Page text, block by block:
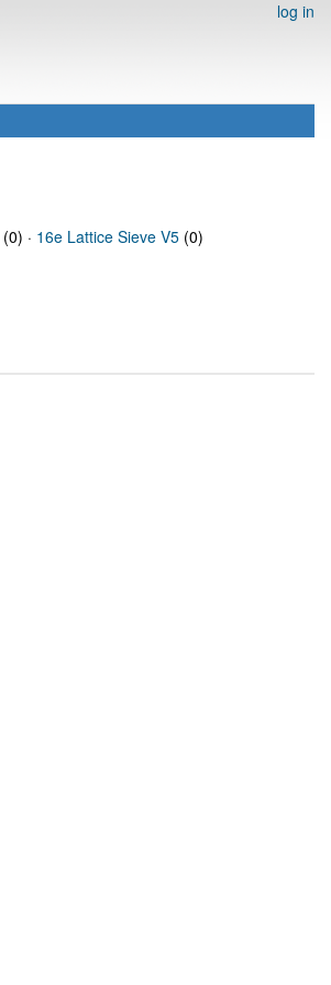
log in
(0) · 16e Lattice Sieve V5 (0)